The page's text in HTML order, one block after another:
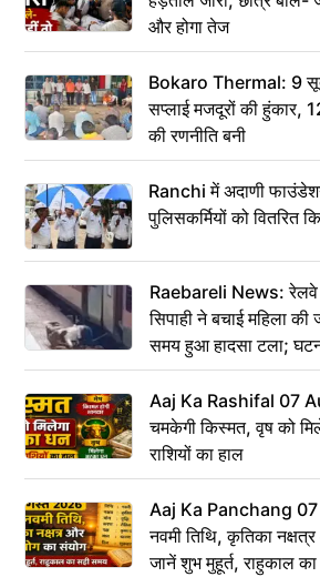
और होगा तेज
Bokaro Thermal: 9
सप्लाई मजदूरों की हुंकार,
की रणनीति बनी
Ranchi में अदाणी
पुलिसकर्मियों को वितरित
Raebareli News: रेलवे
सिपाही ने बचाई महिला
समय हुआ हादसा टला;
Aaj Ka Rashifal 07
चमकेगी किस्मत, वृष को
राशियों का हाल
Aaj Ka Panchang
नवमी तिथि, कृतिका
जानें शुभ मुहूर्त, राहुकाल